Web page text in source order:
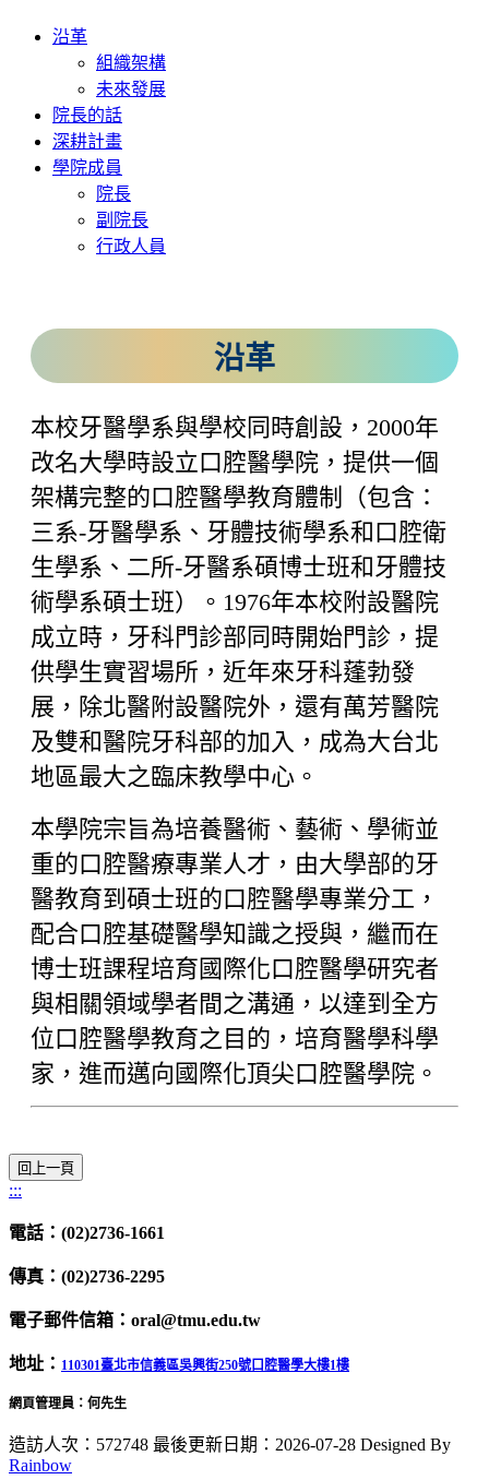
沿革
組織架構
未來發展
院長的話
深耕計畫
學院成員
院長
副院長
行政人員
沿革
本校牙醫學系與學校同時創設，2000年
改名大學時設立口腔醫學院，提供一個
架構完整的口腔醫學教育體制（包含：
三系-牙醫學系、牙體技術學系和口腔衛
生學系、二所-牙醫系碩博士班和牙體技
術學系碩士班）。1976年本校附設醫院
成立時，牙科門診部同時開始門診，提
供學生實習場所，近年來牙科蓬勃發
展，除北醫附設醫院外，還有萬芳醫院
及雙和醫院牙科部的加入，成為大台北
地區最大之臨床教學中心。
本學院宗旨為培養醫術、藝術、學術並
重的口腔醫療專業人才，由大學部的牙
醫教育到碩士班的口腔醫學專業分工，
配合口腔基礎醫學知識之授與，繼而在
博士班課程培育國際化口腔醫學研究者
與相關領域學者間之溝通，以達到全方
位口腔醫學教育之目的，培育醫學科學
家，進而邁向國際化頂尖口腔醫學院。
:::
電話：(02)2736-1661
傳真：(02)2736-2295
電子郵件信箱：oral@tmu.edu.tw
地址： 110301臺北市信義區吳興街250號口腔醫學大樓1樓
網頁管理員：何先生
造訪人次：572748 最後更新日期：2026-07-28 Designed By
Rainbow